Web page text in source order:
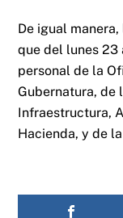
De igual
que del lunes 23
personal de la
Gubernatura, de
Infraestructura,
Hacienda, y de